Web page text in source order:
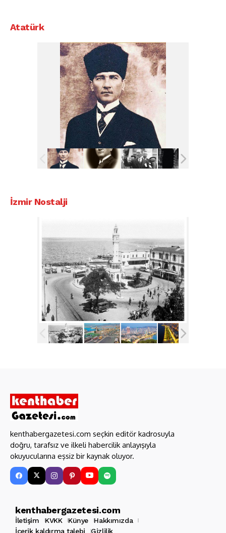
Atatürk
İzmir Nostalji
kenthabergazetesi.com seçkin editör kadrosuyla
doğru, tarafsız ve ilkeli habercilik anlayışıyla
okuyucularına eşsiz bir kaynak oluyor.
kenthabergazetesi.com
İletişim KVKK Künye
Hakkımızda
İçerik kaldırma talebi
Gizlilik